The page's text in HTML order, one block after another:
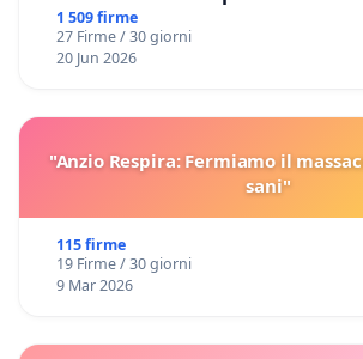
Domenico Racanati
1 509 firme
27 Firme / 30 giorni
20 Jun 2026
"Anzio Respira: Fermiamo il
sani"
115 firme
19 Firme / 30 giorni
9 Mar 2026